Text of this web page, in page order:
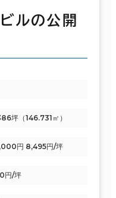
ルの公開
坪（146.731㎡）
円 8,495円/坪
円/坪